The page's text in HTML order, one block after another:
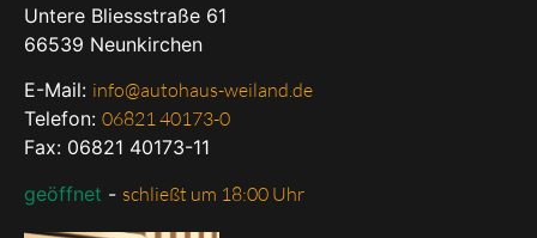
Untere Bliessstraße 61
66539 Neunkirchen
E-Mail: info@autohaus-weiland.de
Telefon: 06821 40173-0
Fax: 06821 40173-11
geöffnet - schließt um 18:00 Uhr